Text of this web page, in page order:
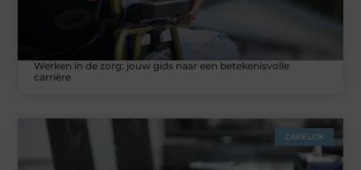
Werken in de zorg: jouw gids naar een betekenisvolle
carrière
ZAKELIJK